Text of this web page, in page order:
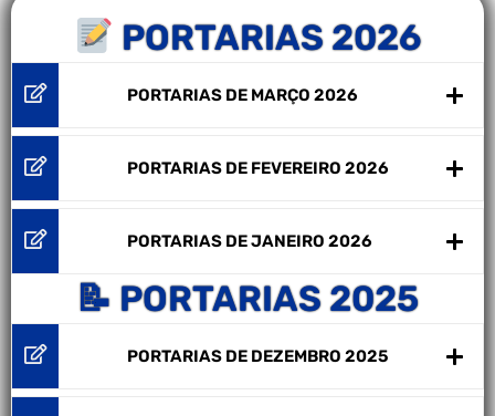
PORTARIAS 2026
PORTARIAS DE MARÇO 2026
PORTARIAS DE FEVEREIRO 2026
PORTARIAS DE JANEIRO 2026
📝 PORTARIAS 2025
PORTARIAS DE DEZEMBRO 2025